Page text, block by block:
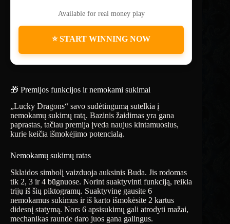
Available for real money play
⭐ START WINNING NOW
🎁 Premijos funkcijos ir nemokami sukimai
„Lucky Dragons“ savo sudėtingumą sutelkia į
nemokamų sukimų ratą. Bazinis žaidimas yra gana
paprastas, tačiau premija įveda naujus kintamuosius,
kurie keičia išmokėjimo potencialą.
Nemokamų sukimų ratas
Sklaidos simbolį vaizduoja auksinis Buda. Jis rodomas
tik 2, 3 ir 4 būgnuose. Norint suaktyvinti funkciją, reikia
trijų iš šių piktogramų. Suaktyvinę gausite 6
nemokamus sukimus ir iš karto išmokėsite 2 kartus
didesnį statymą. Nors 6 apsisukimų gali atrodyti mažai,
mechanikas raunde daro juos gana galingus.